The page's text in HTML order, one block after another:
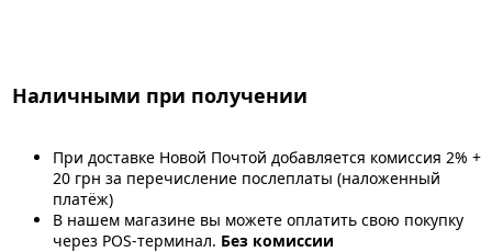
Наличными при получении
При доставке Новой Почтой добавляется комиссия 2% +
20 грн за перечисление послеплаты (наложенный
платёж)
В нашем магазине вы можете оплатить свою покупку
через POS-терминал. Без комиссии